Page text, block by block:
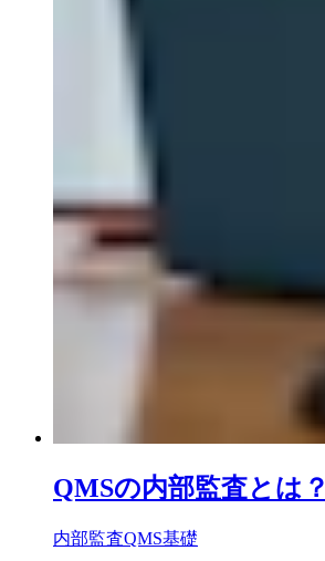
QMSの内部監査とは？
内部監査QMS基礎